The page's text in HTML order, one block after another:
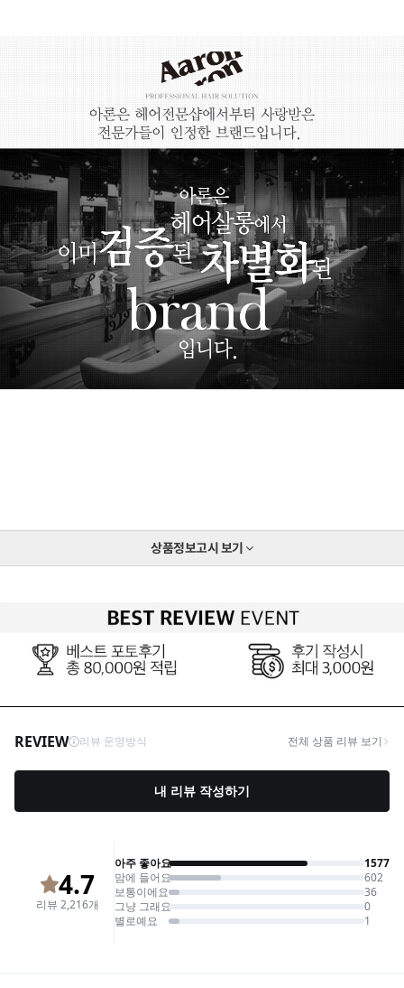
상품정보고시 보기